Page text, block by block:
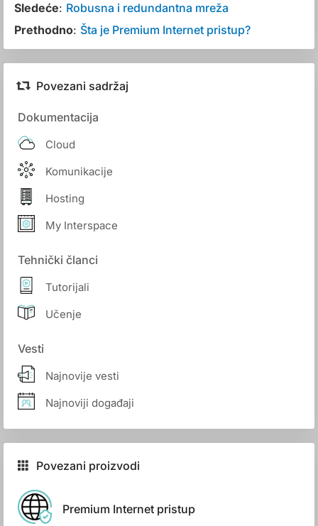
Sledeće: Robusna i redundantna mreža
Prethodno: Šta je Premium Internet pristup?
Povezani sadržaj
Dokumentacija
Cloud
Komunikacije
Hosting
My Interspace
Tehnički članci
Tutorijali
Učenje
Vesti
Najnovije vesti
Najnoviji događaji
Povezani proizvodi
Premium Internet pristup